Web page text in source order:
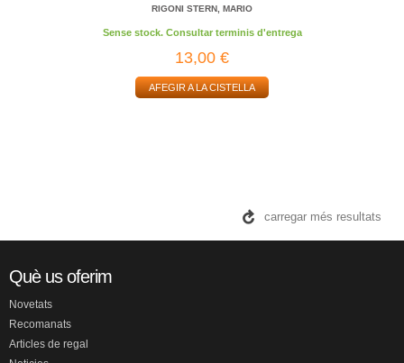
RIGONI STERN, MARIO
Sense stock. Consultar terminis d'entrega
13,00 €
AFEGIR A LA CISTELLA
carregar més resultats
Què us oferim
Novetats
Recomanats
Articles de regal